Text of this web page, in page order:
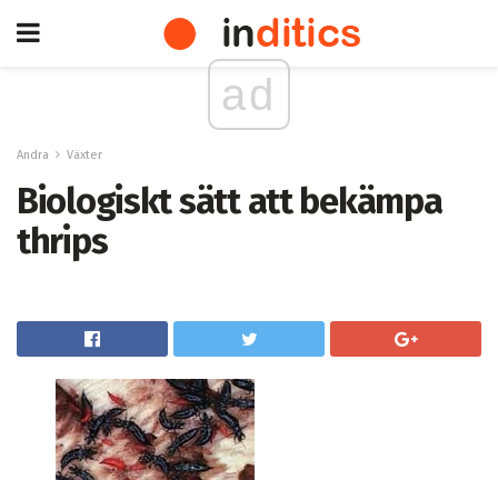
ad
Andra Växter
Biologiskt sätt att bekämpa
thrips